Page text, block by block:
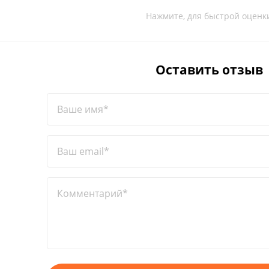
Нажмите, для быстрой
Оставить отзыв
Ваше имя*
Ваш email*
Комментарий*